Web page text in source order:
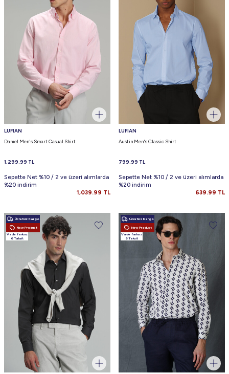
LUFIAN
Danıel Men's Smart Casual Shirt
1,299.99 TL
Sepette Net %10 / 2 ve üzeri alımlarda
%20 indirim
1,039.99 TL
LUFIAN
Austin Men's Classic Shirt
799.99 TL
Sepette Net %10 / 2 ve üzeri alımlarda
%20 indirim
639.99 TL
Ücretsiz Kargo
New Product
Vade farksız
6 Taksit
Ücretsiz Kargo
New Product
Vade farksız
6 Taksit